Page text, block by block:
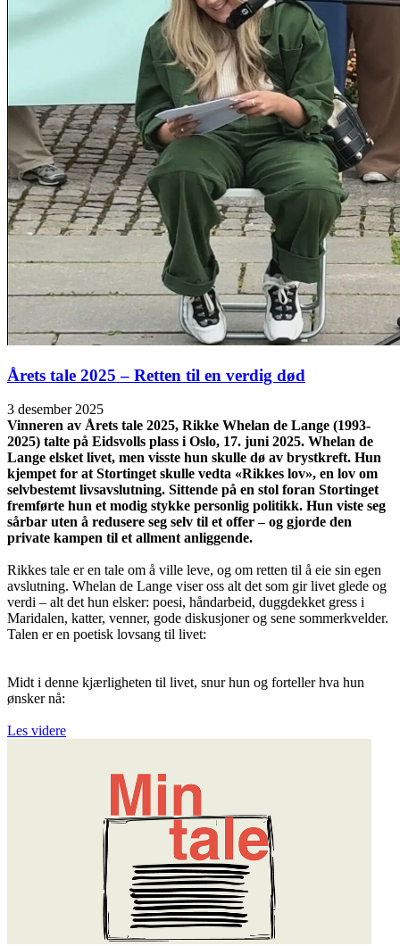
Årets tale 2025 – Retten til en verdig død
3 desember 2025
Vinneren av Årets tale 2025, Rikke Whelan de Lange (1993-
2025) talte på Eidsvolls plass i Oslo, 17. juni 2025. Whelan de
Lange elsket livet, men visste hun skulle dø av brystkreft. Hun
kjempet for at Stortinget skulle vedta «Rikkes lov», en lov om
selvbestemt livsavslutning. Sittende på en stol foran Stortinget
fremførte hun et modig stykke personlig politikk. Hun viste seg
sårbar uten å redusere seg selv til et offer – og gjorde den
private kampen til et allment anliggende.
Rikkes tale er en tale om å ville leve, og om retten til å eie sin egen
avslutning. Whelan de Lange viser oss alt det som gir livet glede og
verdi – alt det hun elsker: poesi, håndarbeid, duggdekket gress i
Maridalen, katter, venner, gode diskusjoner og sene sommerkvelder.
Talen er en poetisk lovsang til livet:
Midt i denne kjærligheten til livet, snur hun og forteller hva hun
ønsker nå:
Les videre